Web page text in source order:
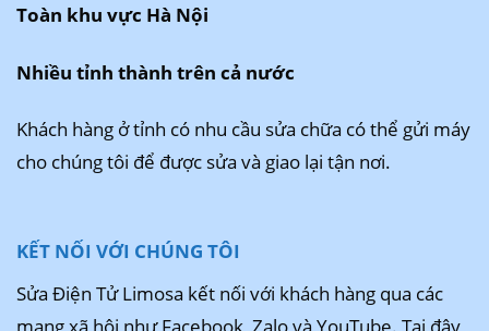
Toàn khu vực Hà Nội
Nhiều tỉnh thành trên cả nước
Khách hàng ở tỉnh có nhu cầu sửa chữa có thể gửi máy
cho chúng tôi để được sửa và giao lại tận nơi.
KẾT NỐI VỚI CHÚNG TÔI
Sửa Điện Tử Limosa kết nối với khách hàng qua các
mạng xã hội như Facebook, Zalo và YouTube. Tại đây,